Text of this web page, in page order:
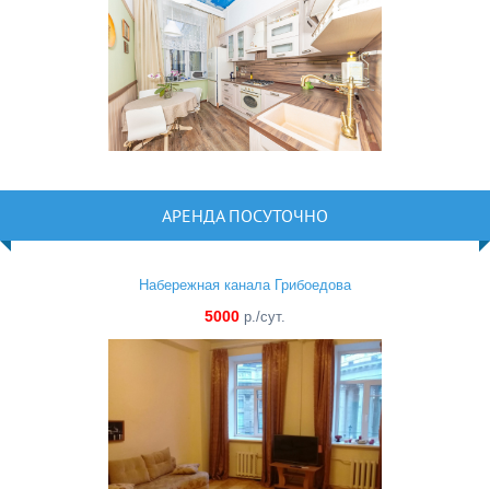
АРЕНДА ПОСУТОЧНО
Набережная канала Грибоедова
5000 р./сут.